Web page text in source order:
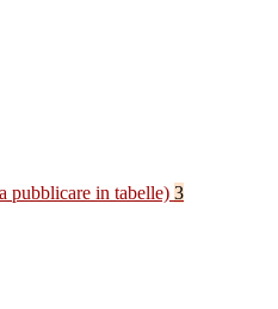
pubblicare in tabelle) 3